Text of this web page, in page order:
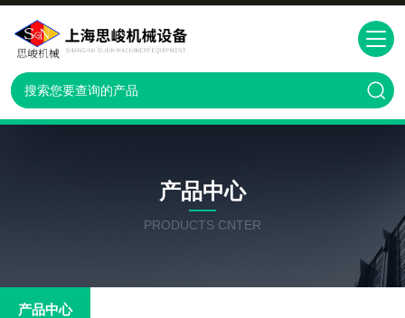
产品中心
PRODUCTS CNTER
产品中心